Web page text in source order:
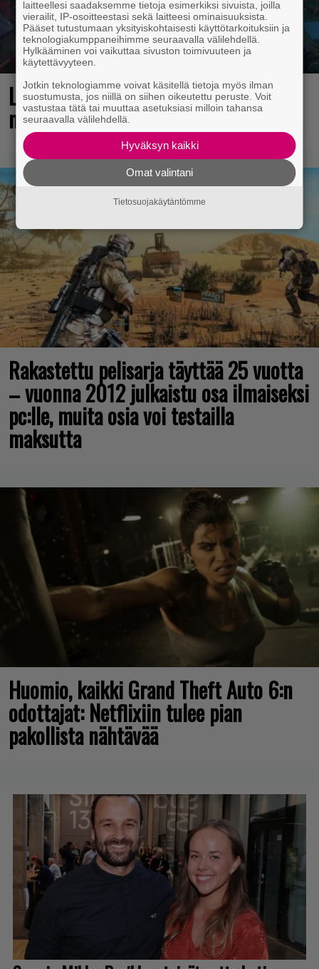
Loistopeli Steamistä maksutta –
mutta pidä kiirettä lataamisen kanssa
Rakastettu pelisarja täyttää 25 vuotta
– vuonna 2012 julkaistu osa ilmaiseksi
pc:lle, muita osia voi testailla
maksutta
Huomio, kaikki Grand Theft Auto 6:n
odottajat: Netflixiin tulee pian
pakollista nähtävää
laitteellesi saadaksemme tietoja esimerkiksi sivuista, joilla
vierailit, IP-osoitteestasi sekä laitteesi ominaisuuksista.
Pääset tutustumaan yksityiskohtaisesti käyttötarkoituksiin ja
teknologiakumppaneihimme seuraavalla välilehdellä.
Hylkääminen voi vaikuttaa sivuston toimivuuteen ja
käytettävyyteen.
Jotkin teknologiamme voivat käsitellä tietoja myös ilman
suostumusta, jos niillä on siihen oikeutettu peruste. Voit
vastustaa tätä tai muuttaa asetuksiasi milloin tahansa
seuraavalla välilehdellä.
Hyväksyn kaikki
Omat valintani
Tietosuojakäytäntömme